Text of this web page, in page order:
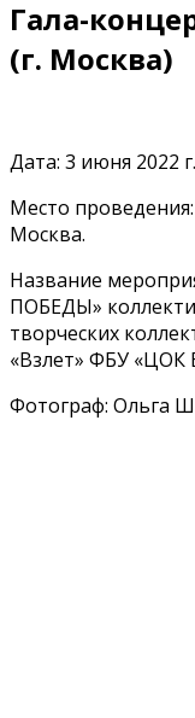
Гала-
(г. Москва)
Дата: 3 июня 2022 г.
Место
Москва.
Название
ПОБЕДЫ»
творческих
«Взлет» ФБУ «ЦОК
Фотограф: Ольга